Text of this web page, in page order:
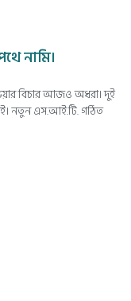
নামি।
বিচার আজও অধরা। দুই
নতুন এস.আই.টি. গঠিত